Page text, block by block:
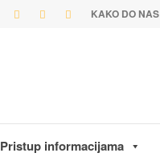
KAKO DO NAS
Pristup informacijama